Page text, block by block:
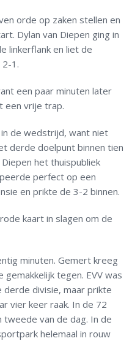
orde op zaken stellen en
Dylan van Diepen ging in
linkerflank en liet de
2-1.
een paar minuten later
een vrije trap.
de wedstrijd, want niet
derde doelpunt binnen tien
het thuispubliek
perfect op een
en prikte de 3-2 binnen.
kaart in slagen om de
minuten. Gemert kreeg
tegen. EVV was
derde divisie, maar prikte
vier keer raak. In de 72
tweede van de dag. In de
helemaal in rouw